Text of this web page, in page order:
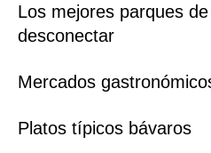
Los mejores parques
desconectar
Mercados
Platos típicos bávaros